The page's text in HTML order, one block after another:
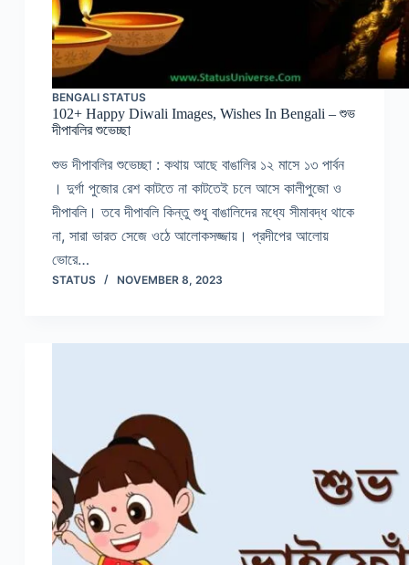
BENGALI STATUS
102+ Happy Diwali Images, Wishes In Bengali – শুভ
দীপাবলির শুভেচ্ছা
শুভ দীপাবলির শুভেচ্ছা : কথায় আছে বাঙালির ১২ মাসে ১৩ পার্বন
। দুর্গা পুজোর রেশ কাটতে না কাটতেই চলে আসে কালীপুজো ও
দীপাবলি। তবে দীপাবলি কিন্তু শুধু বাঙালিদের মধ্যে সীমাবদ্ধ থাকে
না, সারা ভারত সেজে ওঠে আলোকসজ্জায়। প্রদীপের আলোয়
ভোরে…
STATUS NOVEMBER 8, 2023